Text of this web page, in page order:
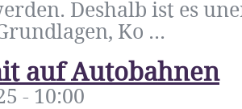
Deshalb ist es
Ko ...
auf Autobahnen
- 10:00